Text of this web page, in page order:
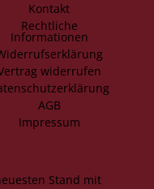
Kontakt
Rechtliche
Informationen
widerrufen
AGB
Impressum
Stand mit